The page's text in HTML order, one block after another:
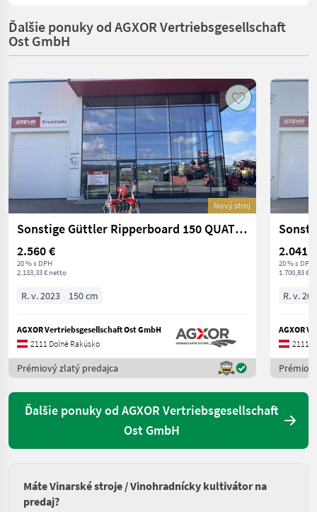
Ďalšie ponuky od AGXOR Vertriebsgesellschaft
Ost GmbH
Nový stroj
Sonstige Güttler Ripperboard 150 QUATTRO Grubber-Walzen-S
2.560 €
20 % s DPH
2.133,33 € netto
R. v. 2023 150 cm
AGXOR Vertriebsgesellschaft Ost GmbH
2111 Dolné Rakúsko
Prémiový zlatý predajca
2.041 €
20 % s DPH
1.700,83 €
R. v.
AGXOR
2111
Ďalšie ponuky od AGXOR Vertriebsgesellschaft
Ost GmbH
Máte Vinarské stroje / Vinohradnícky kultivátor na
predaj?